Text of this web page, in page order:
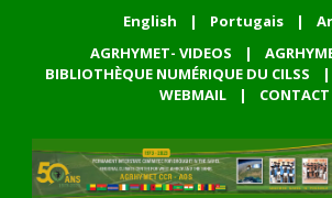
English | Portugais |
AGRHYMET- VIDEOS
|
BIBLIOTHÈQUE NUMÉRIQUE DU CILSS
|
WEBMAIL
| CONTACT